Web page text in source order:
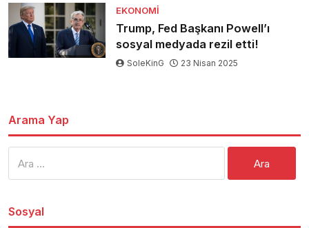
EKONOMI
Trump, Fed Başkanı Powell’ı
sosyal medyada rezil etti!
SoleKinG 23 Nisan 2025
Arama Yap
Sosyal